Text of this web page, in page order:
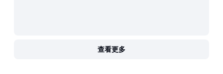
查看更多